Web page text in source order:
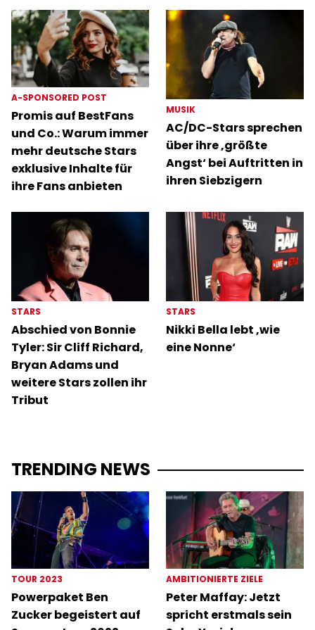
A-SPONSORED POST
Promis auf BestFans
und Co.: Warum immer
mehr deutsche Stars
exklusive Inhalte für
ihre Fans anbieten
MUSIK
AC/DC-Stars sprechen
über ihre ‚größte
Angst‘ bei Auftritten in
ihren Siebzigern
STARS
Abschied von Bonnie
Tyler: Sir Cliff Richard,
Bryan Adams und
weitere Stars zollen ihr
Tribut
STARS
Nikki Bella lebt ‚wie
eine Nonne‘
TRENDING NEWS
TOUR 2023
Powerpaket Ben
Zucker begeistert auf
AMBITIONIERTE ZIELE
Peter Maffay: Jetzt
spricht erstmals sein